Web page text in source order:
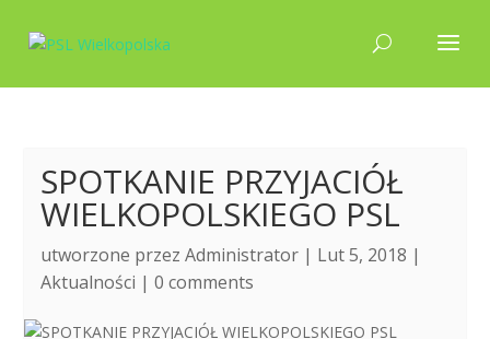
SPOTKANIE PRZYJACIÓŁ
WIELKOPOLSKIEGO PSL
utworzone przezAdministrator | Lut 5, 2018 |
Aktualności |0 comments